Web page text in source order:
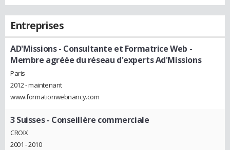
Entreprises
AD'Missions- Consultante et Formatrice Web -
Membre agréée du réseau d'experts Ad'Missions
Paris
2012 - maintenant
www.formationwebnancy.com
3 Suisses- Conseillère commerciale
CROIX
2001 - 2010